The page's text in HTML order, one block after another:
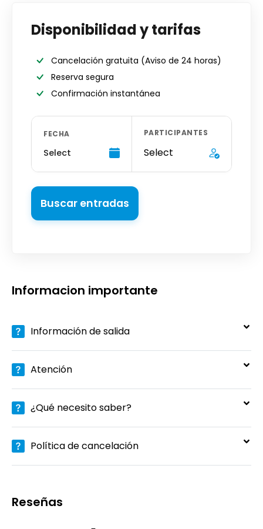
Disponibilidad y tarifas
Cancelación gratuita (Aviso de 24 horas)
Reserva segura
Confirmación instantánea
FECHA
Select
PARTICIPANTES
Select
Buscar entradas
Informacion importante
Información de salida
Atención
¿Qué necesito saber?
Política de cancelación
Reseñas